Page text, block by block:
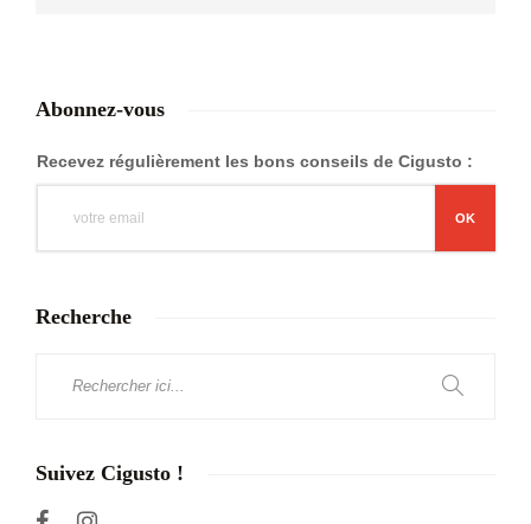
Abonnez-vous
Recevez régulièrement les bons conseils de Cigusto :
Recherche
Suivez Cigusto !